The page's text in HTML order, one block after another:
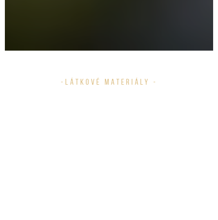
-LÁTKOVÉ MATERIÁLY -